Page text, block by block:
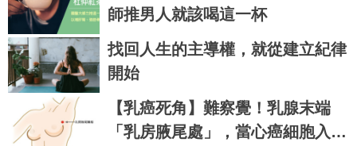
師推男人就該喝這一杯
找回人生的主導權，就從建立紀律
開始
【乳癌死角】難察覺！乳腺末端
「乳房腋尾處」，當心癌細胞入住